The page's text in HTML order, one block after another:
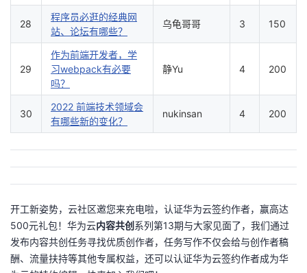
28
程序员必逛的经典网
站、论坛有哪些？
乌龟哥哥 3 150
29
作为前端开发者，学
习webpack有必要
吗？
静Yu 4 200
30
2022 前端技术领域会
有哪些新的变化？
nukinsan 4 200
开工新姿势，云社区邀您来充电啦，认证华为云签约作者，赢高达
500元礼包！华为云内容共创 系列第13期与大家见面了，我们通过
发布内容共创任务寻找优质创作者，任务写作不仅会给与创作者稿
酬、流量扶持等其他专属权益，还可以认证华为云签约作者成为华